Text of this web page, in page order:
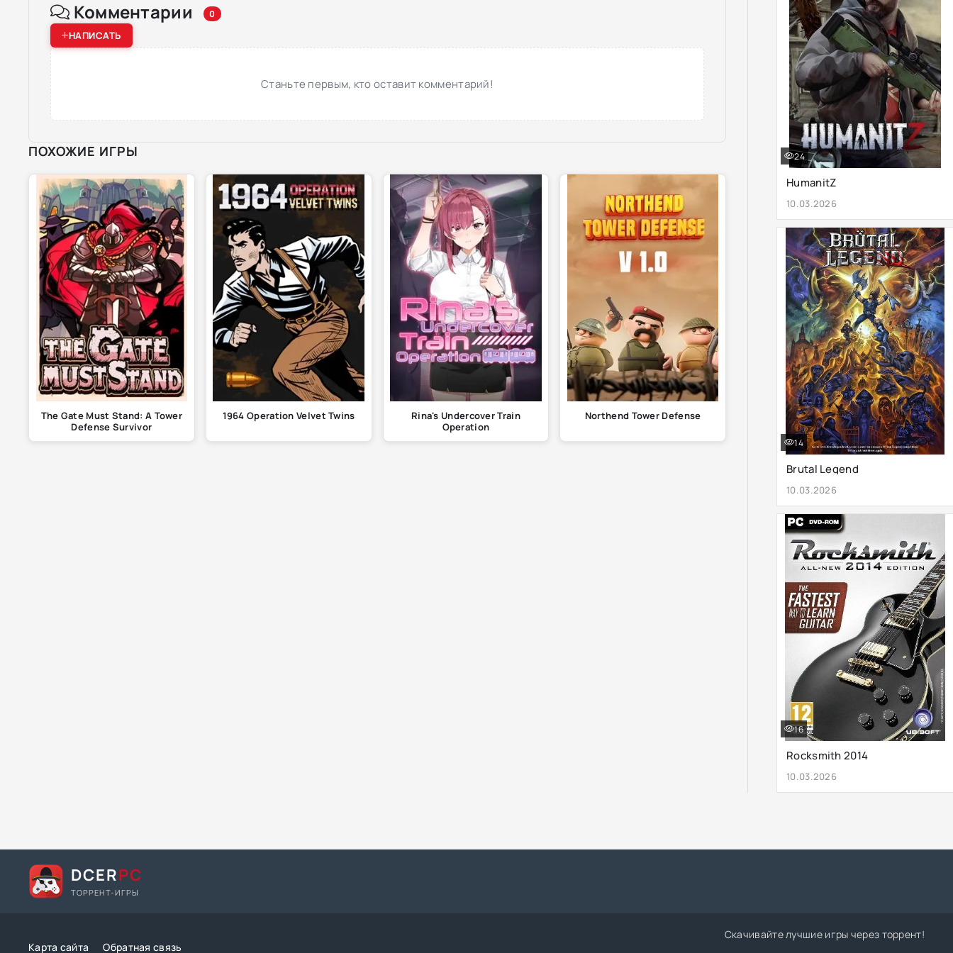
Комментарии 0
НАПИСАТЬ
Станьте первым, кто оставит комментарий!
ПОХОЖИЕ ИГРЫ
The Gate Must Stand: A Tower
Defense Survivor
1964 Operation Velvet Twins
Rina's Undercover Train
Operation
Northend Tower Defense
HumanitZ
10.03.2026
24
Brutal Legend
10.03.2026
14
Rocksmith 2014
10.03.2026
16
DCERPC
ТОРРЕНТ-ИГРЫ
Карта сайта Обратная связь
Скачивайте лучшие игры через торрент!